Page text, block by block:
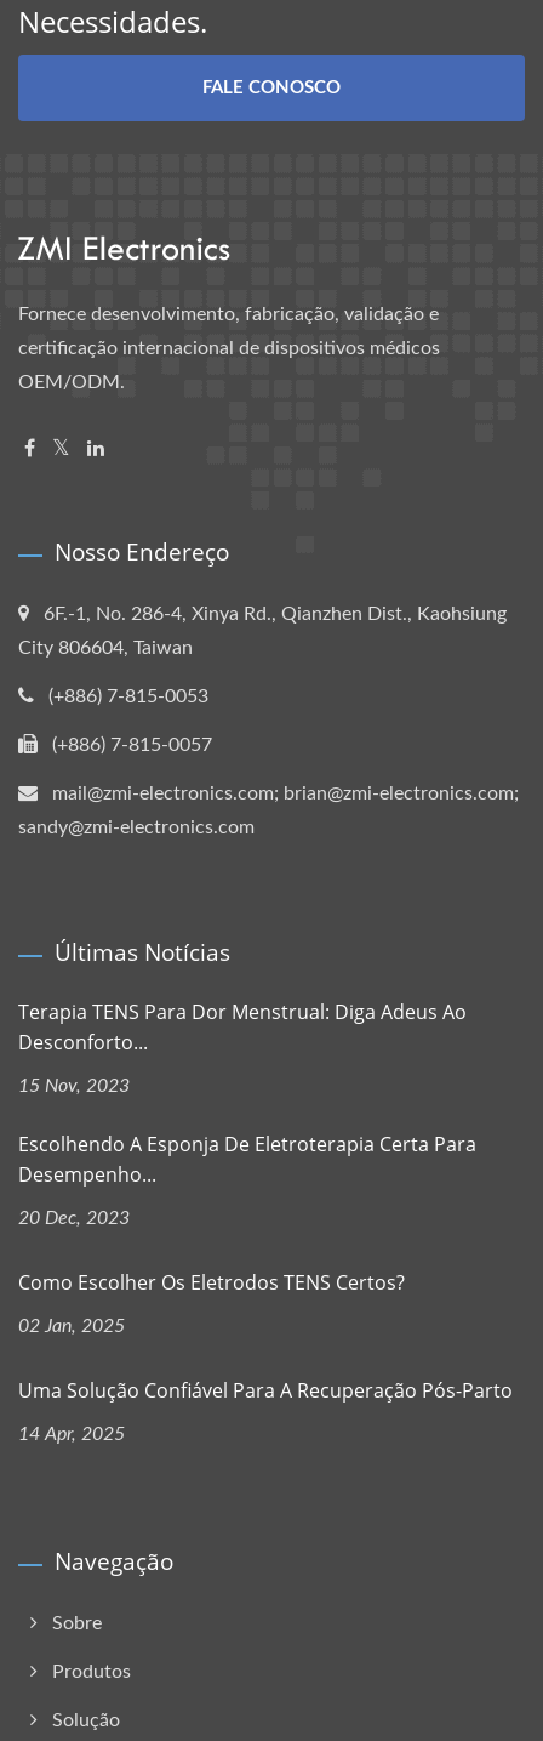
Necessidades.
FALE CONOSCO
Fornece desenvolvimento, fabricação, validação e
certificação internacional de dispositivos médicos
OEM/ODM.
Nosso Endereço
6F.-1, No. 286-4, Xinya Rd., Qianzhen Dist., Kaohsiung
City 806604, Taiwan
(+886) 7-815-0053
(+886) 7-815-0057
mail@zmi-electronics.com; brian@zmi-electronics.com;
sandy@zmi-electronics.com
Últimas Notícias
Terapia TENS Para Dor Menstrual: Diga Adeus Ao
Desconforto...
15 Nov, 2023
Escolhendo A Esponja De Eletroterapia Certa Para
Desempenho...
20 Dec, 2023
Como Escolher Os Eletrodos TENS Certos?
02 Jan, 2025
Uma Solução Confiável Para A Recuperação Pós-Parto
14 Apr, 2025
Navegação
Sobre
Produtos
Solução